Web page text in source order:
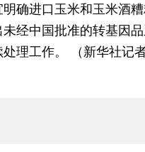
确进口玉米和玉米酒
经中国批准的转基因
理工作。 （新华社记者